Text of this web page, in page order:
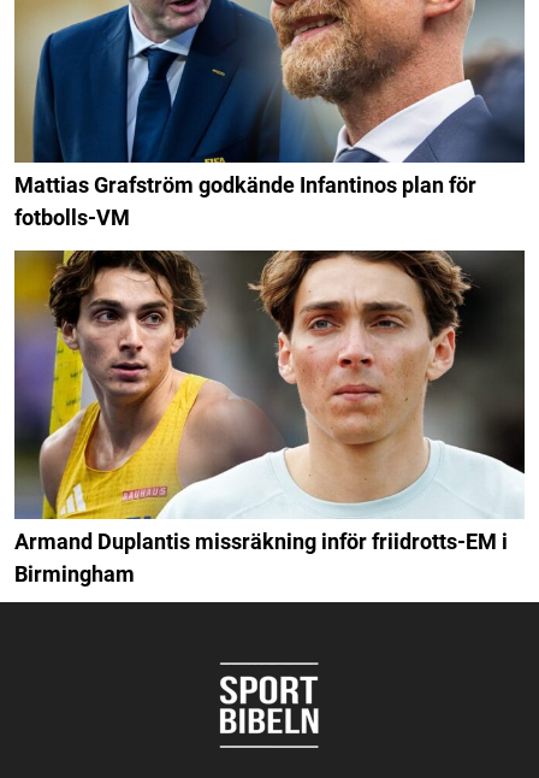
Mattias Grafström godkände Infantinos plan för
fotbolls-VM
Armand Duplantis missräkning inför friidrotts-EM i
Birmingham